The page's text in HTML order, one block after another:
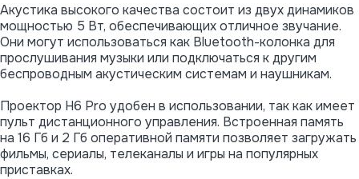
Акустика высокого качества состоит из двух динамиков
мощностью 5 Вт, обеспечивающих отличное звучание.
Они могут использоваться как Bluetooth-колонка для
прослушивания музыки или подключаться к другим
беспроводным акустическим системам и наушникам.
Проектор H6 Pro удобен в использовании, так как имеет
пульт дистанционного управления. Встроенная память
на 16 Гб и 2 Гб оперативной памяти позволяет загружать
фильмы, сериалы, телеканалы и игры на популярных
приставках.